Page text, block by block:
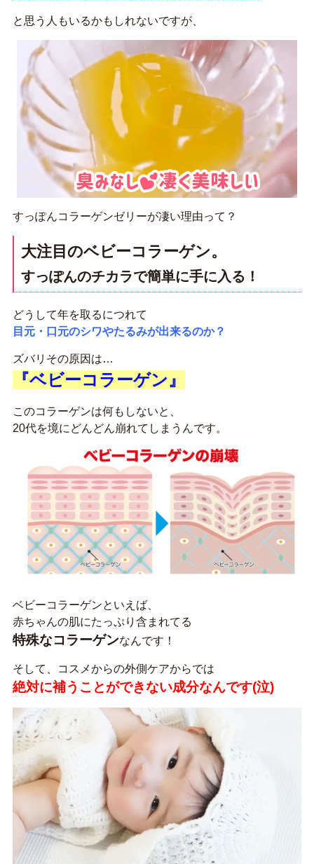
と思う人もいるかもしれないですが、
すっぽんコラーゲンゼリーが凄い理由って？
大注目のベビーコラーゲン。
すっぽんのチカラで簡単に手に入る！
どうして年を取るにつれて
目元・口元のシワやたるみが出来るのか？
ズバリその原因は…
『ベビーコラーゲン』
このコラーゲンは何もしないと、
20代を境にどんどん崩れてしまうんです。
ベビーコラーゲンといえば、
赤ちゃんの肌にたっぷり含まれてる
特殊なコラーゲンなんです！
そして、コスメからの外側ケアからでは
絶対に補うことができない成分なんです(泣)